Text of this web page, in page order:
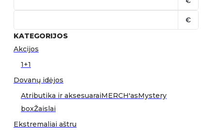
€
KATEGORIJOS
Akcijos
1+1
Dovanų idėjos
Atributika ir aksesuaraiMERCH'asMystery
boxŽaislai
Ekstremaliai aštru